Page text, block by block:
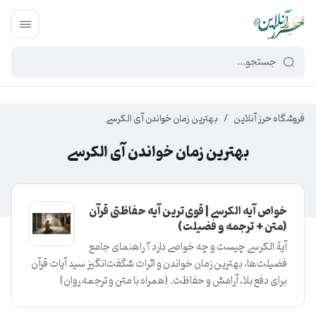
449f43cf-3da2-4422-bb12-2566cb5b8b05
فروشگاه حرز آنلاین / بهترین زمان خواندن آی الکرسی
بهترین زمان خواندن آی الکرسی
خواص آیه الکرسی | قوی‌ترین آیه حفاظتی قرآن
(متن + ترجمه و فضیلت)
آیة الکرسی چیست و چه خواصی دارد؟ راهنمای جامع
فضیلت‌ها، بهترین زمان خواندن و اثرات شگفت‌انگیز سید آیات قرآن
برای دفع بلا، آرامش و حفاظت. (همراه با متن و ترجمه روان)